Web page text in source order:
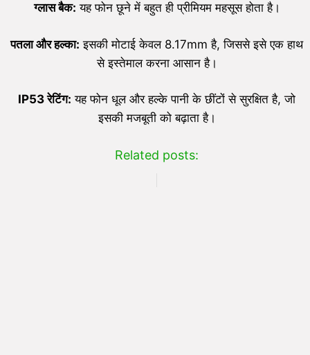
ग्लास बैक: यह फोन छूने में बहुत ही प्रीमियम महसूस होता है।
पतला और हल्का: इसकी मोटाई केवल 8.17mm है, जिससे इसे एक हाथ
से इस्तेमाल करना आसान है।
IP53रेटिंग: यह फोन धूल और हल्के पानी के छींटों से सुरक्षित है, जो
इसकी मजबूती को बढ़ाता है।
Related posts: